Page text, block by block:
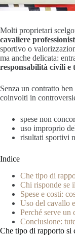
Molti proprietari
cavaliere
sportivo o
ma anche delicata:
responsabilità civili e
Senza un contratto
coinvolti in
spese non
uso improprio
risultati sportivi
Indice
Che tipo di
Chi risponde se
Spese e costi:
Uso del cavallo
Perché serve un
Conclusione:
Che tipo di rapporto si